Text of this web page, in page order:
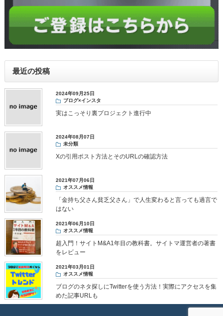
最近の投稿
2024年09月25日
ブログ×インスタ
実はこっそり裏プロジェクト進行中
2024年08月07日
未分類
Xの引用ポスト方法とそのURLの確認方法
2021年07月06日
オススメ情報
「金持ち父さん貧乏父さん」で人生変わると言っても過言で
はない
2021年06月10日
オススメ情報
超入門！サイトM&A1年目の教科書。サイトマ運営者の著書
をレビュー
2021年03月01日
オススメ情報
ブログのネタ探しにTwitterを使う方法！実際にアクセスを集
めた記事URLも